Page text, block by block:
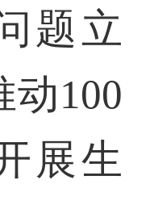
题立
动100
展生